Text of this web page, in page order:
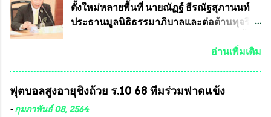
งา...
ประกวดแบบถาวรบ้าง ก็คงจะมีการคัดเลือก
เพียงบางรุ่นเช่นกัน เนื่องจากพระเครื่องหลวง
เดียวกับพระเครื่องหลวงพ่อคูณ ซึ่งท่านนายก
คุณสมบัติชัดเจนดังนี้ 1.)พระทุกองค์จะต้อง
ตอกโค๊ตและรันหมายเลข (พร้อมทั้งมีการทำ
ตั้งใหม่หลายพื้นที่ นายณัฏฐ์ ธีรณัฐสุภานนท์
ประธานมูลนิธิธรรมาภิบาลและต่อต้านทุจริต
สมาชิกสภาเทศบาลทั่วประเทศเมื่อวันที่ 28
ทำความผิดกฎหมายการเลือกตั้ง นายณัฏฐ์ ธีร
ณัฐสุภานนท์ เปิดเผยว่า “ยกตัวอย่างในเขต
อ่านเพิ่มเติม
ฟุตบอลสูงอายุชิงถ้วย ร.10 68 ทีมร่วมฟาดแข้ง
-กุมภาพันธ์ 08, 2564